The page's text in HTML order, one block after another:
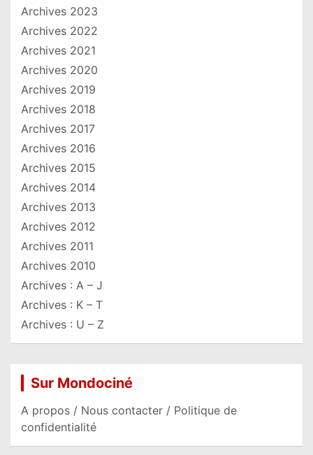
Archives 2023
Archives 2022
Archives 2021
Archives 2020
Archives 2019
Archives 2018
Archives 2017
Archives 2016
Archives 2015
Archives 2014
Archives 2013
Archives 2012
Archives 2011
Archives 2010
Archives : A – J
Archives : K – T
Archives : U – Z
Sur Mondociné
A propos / Nous contacter / Politique de
confidentialité